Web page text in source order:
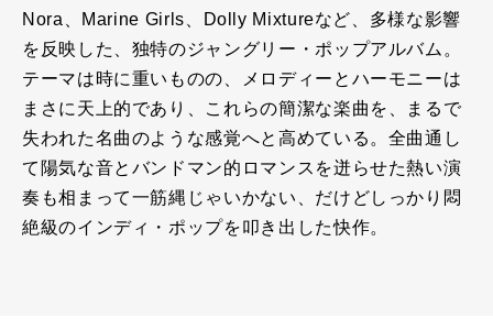
Nora、Marine Girls、Dolly Mixtureなど、多様な影響
を反映した、独特のジャングリー・ポップアルバム。
テーマは時に重いものの、メロディーとハーモニーは
まさに天上的であり、これらの簡潔な楽曲を、まるで
失われた名曲のような感覚へと高めている。全曲通し
て陽気な音とバンドマン的ロマンスを迸らせた熱い演
奏も相まって一筋縄じゃいかない、だけどしっかり悶
絶級のインディ・ポップを叩き出した快作。